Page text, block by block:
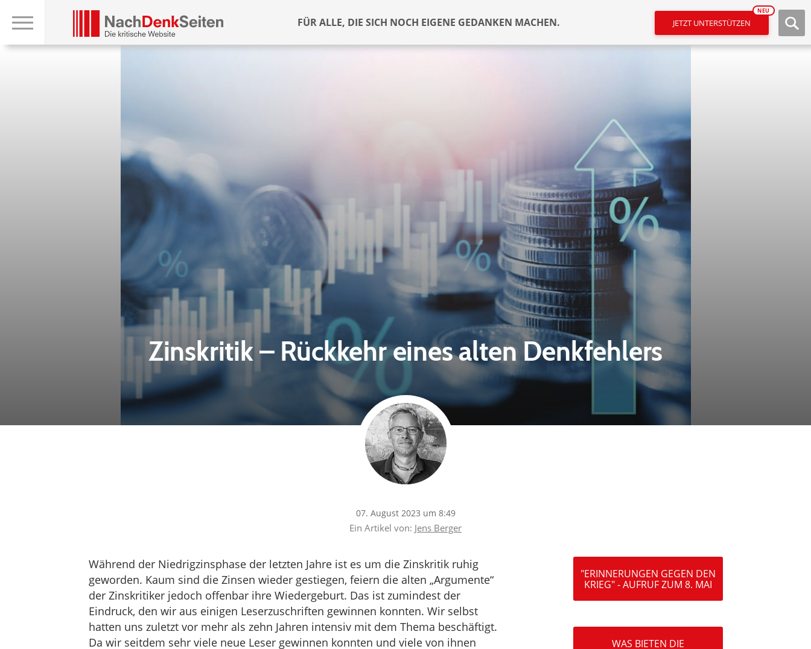
FÜR ALLE, DIE SICH NOCH EIGENE GEDANKEN MACHEN. JETZT UNTERSTÜTZEN
NEU
Zinskritik – Rückkehr eines alten Denkfehlers
07. August 2023 um 8:49
Ein Artikel von: Jens Berger
Während der Niedrigzinsphase der letzten Jahre ist es um die Zinskritik ruhig
geworden. Kaum sind die Zinsen wieder gestiegen, feiern die alten „Argumente“
der Zinskritiker jedoch offenbar ihre Wiedergeburt. Das ist zumindest der
Eindruck, den wir aus einigen Leserzuschriften gewinnen konnten. Wir selbst
hatten uns zuletzt vor mehr als zehn Jahren intensiv mit dem Thema beschäftigt.
Da wir seitdem sehr viele neue Leser gewinnen konnten und viele von ihnen
"ERINNERUNGEN GEGEN DEN
KRIEG" - AUFRUF ZUM 8. MAI
WAS BIETEN DIE